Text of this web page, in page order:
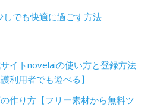
しでも快適に過ごす方法
イトnovelaiの使い方と登録方法
護利用者でも遊べる】
作り方【フリー素材から無料ツ